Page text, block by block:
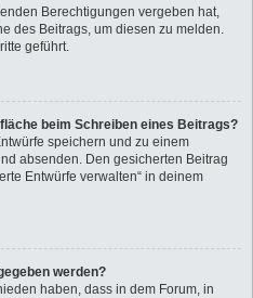
Berechtigungen vergeben hat,
des Beitrags, um diesen zu melden.
geführt.
beim Schreiben eines Beitrags?
speichern und zu einem
absenden. Den gesicherten Beitrag
Entwürfe verwalten“ in deinem
werden?
haben, dass in dem Forum, in